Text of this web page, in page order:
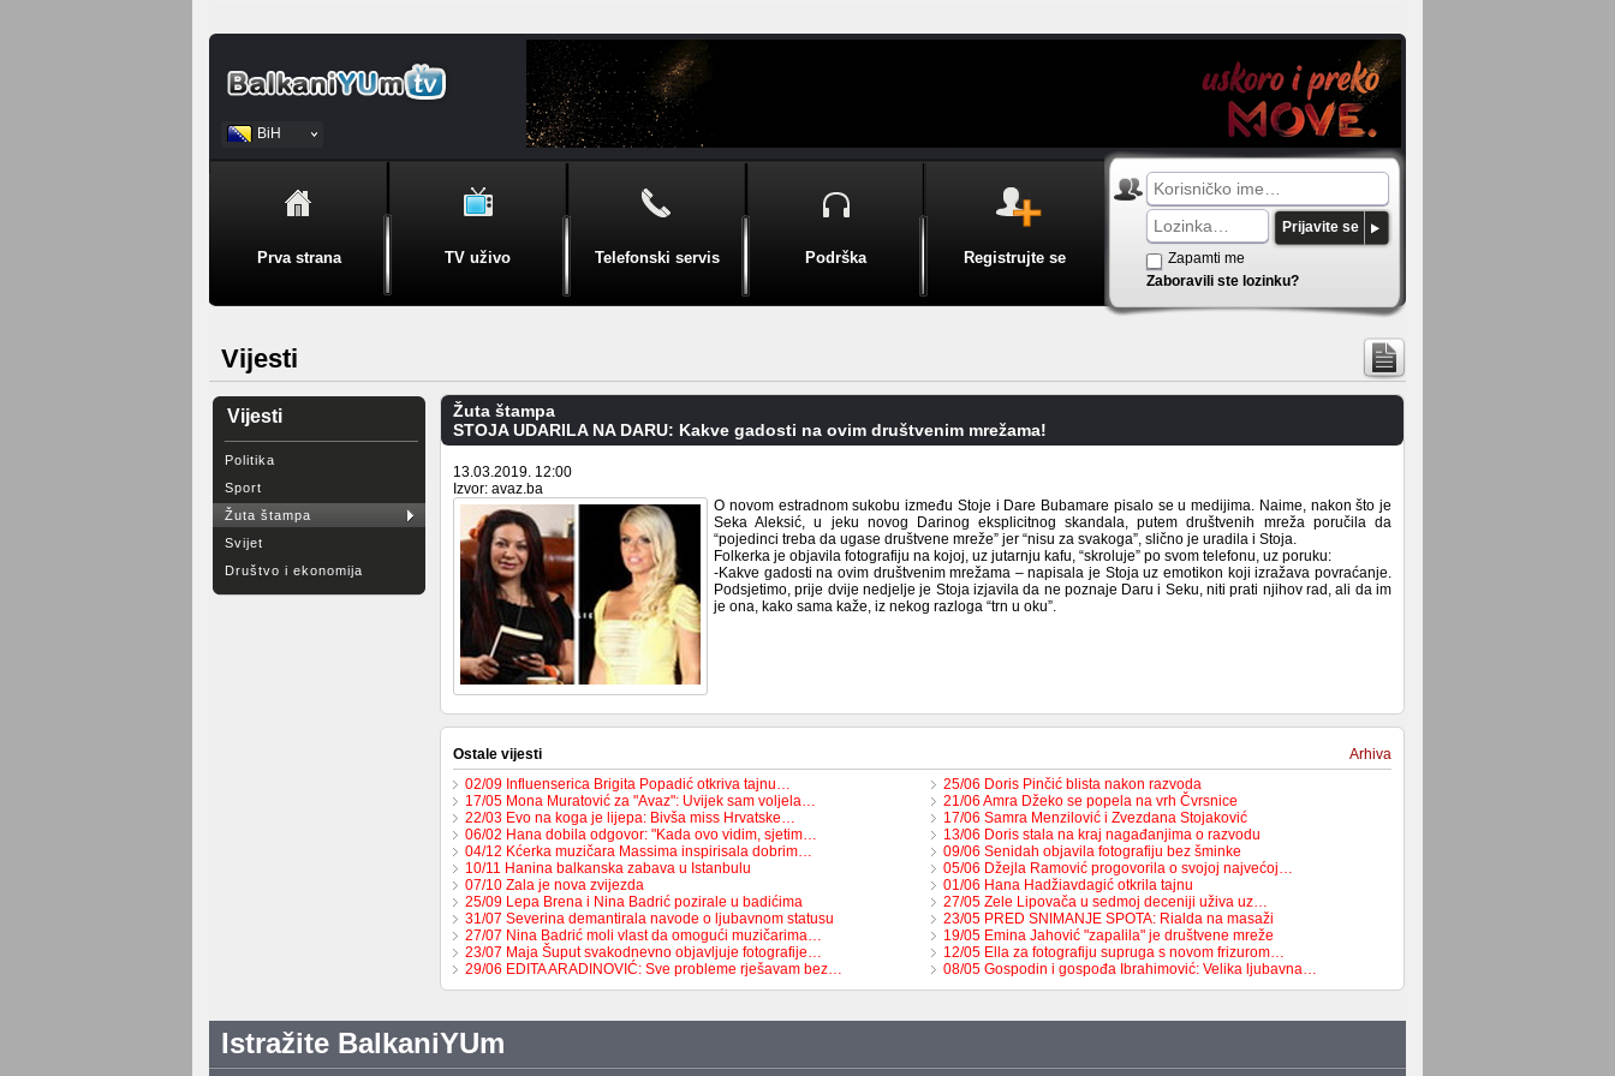
BiH
Srpski
Prva strana TV uživo Telefonski servis Podrška Registrujte se
Prijavite se
Zapamti me
Zaboravili ste lozinku?
Vijesti
Vijesti
Politika
Sport
Žuta štampa
Svijet
Društvo i ekonomija
Žuta štampa
STOJA UDARILA NA DARU: Kakve gadosti na ovim društvenim mrežama!
13.03.2019. 12:00
Izvor: avaz.ba
O novom estradnom sukobu između Stoje i Dare Bubamare pisalo se u medijima. Naime, nakon što je
Seka Aleksić, u jeku novog Darinog eksplicitnog skandala, putem društvenih mreža poručila da
“pojedinci treba da ugase društvene mreže” jer “nisu za svakoga”, slično je uradila i Stoja.
Folkerka je objavila fotografiju na kojoj, uz jutarnju kafu, “skroluje” po svom telefonu, uz poruku:
-Kakve gadosti na ovim društvenim mrežama – napisala je Stoja uz emotikon koji izražava povraćanje.
Podsjetimo, prije dvije nedjelje je Stoja izjavila da ne poznaje Daru i Seku, niti prati njihov rad, ali da im
je ona, kako sama kaže, iz nekog razloga “trn u oku”.
Ostale vijesti
Arhiva
02/09 Influenserica Brigita Popadić otkriva tajnu…
17/05 Mona Muratović za "Avaz": Uvijek sam voljela…
22/03 Evo na koga je lijepa: Bivša miss Hrvatske…
06/02 Hana dobila odgovor: "Kada ovo vidim, sjetim…
04/12 Kćerka muzičara Massima inspirisala dobrim…
10/11 Hanina balkanska zabava u Istanbulu
07/10 Zala je nova zvijezda
25/09 Lepa Brena i Nina Badrić pozirale u badićima
31/07 Severina demantirala navode o ljubavnom statusu
27/07 Nina Badrić moli vlast da omogući muzičarima…
23/07 Maja Šuput svakodnevno objavljuje fotografije…
29/06 EDITA ARADINOVIĆ: Sve probleme rješavam bez…
25/06 Doris Pinčić blista nakon razvoda
21/06 Amra Džeko se popela na vrh Čvrsnice
17/06 Samra Menzilović i Zvezdana Stojaković
13/06 Doris stala na kraj nagađanjima o razvodu
09/06 Senidah objavila fotografiju bez šminke
05/06 Džejla Ramović progovorila o svojoj najvećoj…
01/06 Hana Hadžiavdagić otkrila tajnu
27/05 Zele Lipovača u sedmoj deceniji uživa uz…
23/05 PRED SNIMANJE SPOTA: Rialda na masaži
19/05 Emina Jahović "zapalila" je društvene mreže
12/05 Ella za fotografiju supruga s novom frizurom…
08/05 Gospodin i gospođa Ibrahimović: Velika ljubavna…
Istražite BalkaniYUm